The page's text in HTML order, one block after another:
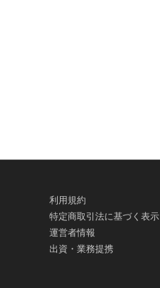
利用規約
特定商取引法に基づく表示
運営者情報
出資・業務提携